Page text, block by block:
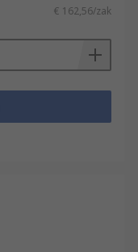
€ 162,56/zak